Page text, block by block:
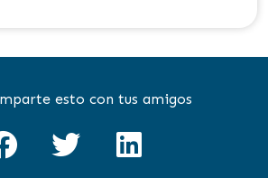
esto con tus amigos